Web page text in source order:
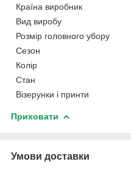
Країна виробник
Вид виробу
Розмір головного убору
Сезон
Колір
Стан
Візерунки і принти
Приховати
Умови доставки